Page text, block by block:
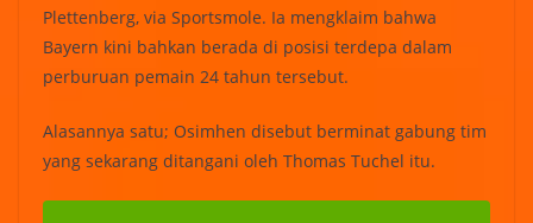
Plettenberg, via Sportsmole. Ia mengklaim bahwa
Bayern kini bahkan berada di posisi terdepa dalam
perburuan pemain 24 tahun tersebut.
Alasannya satu; Osimhen disebut berminat gabung tim
yang sekarang ditangani oleh Thomas Tuchel itu.